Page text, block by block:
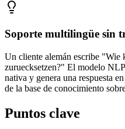
Soporte multilingüe sin
Un cliente alemán escribe "Wie
zuruecksetzen?" El modelo
nativa y genera una respuesta
de la base de conocimiento
Puntos clave